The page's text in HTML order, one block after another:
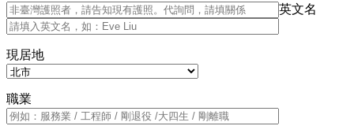
英文名
現居地
職業